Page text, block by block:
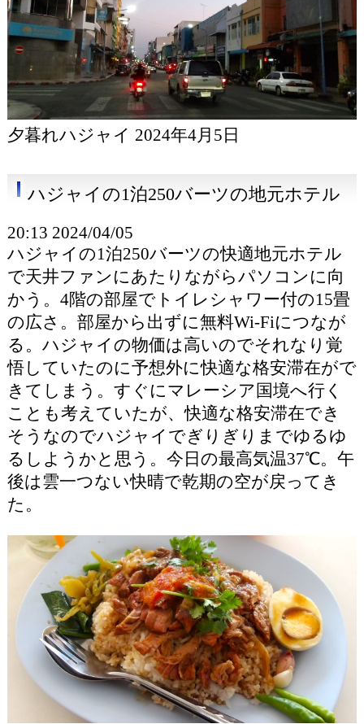
夕暮れハジャイ 2024年4月5日
ハジャイの1泊250バーツの地元ホテル
20:13 2024/04/05
ハジャイの1泊250バーツの快適地元ホテル
で天井ファンにあたりながらパソコンに向
かう。4階の部屋でトイレシャワー付の15畳
の広さ。部屋から出ずに無料Wi-Fiにつなが
る。ハジャイの物価は高いのでそれなり覚
悟していたのに予想外に快適な格安滞在がで
きてしまう。すぐにマレーシア国境へ行く
ことも考えていたが、快適な格安滞在でき
そうなのでハジャイでぎりぎりまでゆるゆ
るしようかと思う。今日の最高気温37℃。午
後は雲一つない快晴で乾期の空が戻ってき
た。